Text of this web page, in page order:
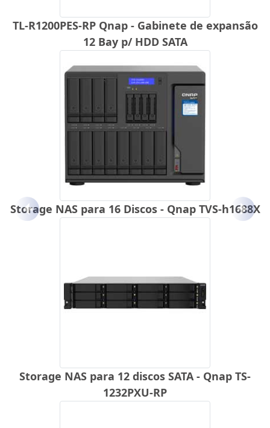
TL-R1200PES-RP Qnap - Gabinete de expansão
12 Bay p/ HDD SATA
Storage NAS para 16 Discos - Qnap TVS-h1688X
Storage NAS para 12 discos SATA - Qnap TS-
1232PXU-RP
Anterior